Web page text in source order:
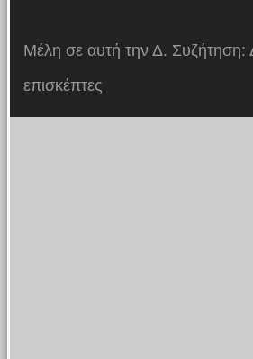
Μέλη σε αυτή την Δ. Συζήτηση:
επισκέπτες